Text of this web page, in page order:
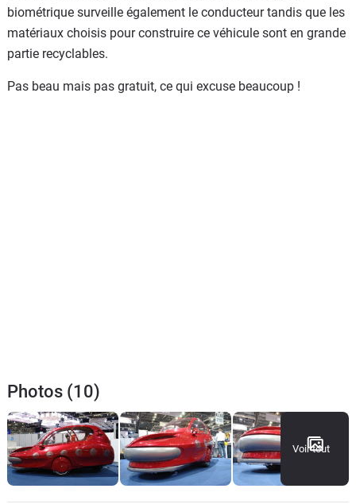
biométrique surveille également le conducteur tandis que les
matériaux choisis pour construire ce véhicule sont en grande
partie recyclables.
Pas beau mais pas gratuit, ce qui excuse beaucoup !
Photos (10)
Voir tout